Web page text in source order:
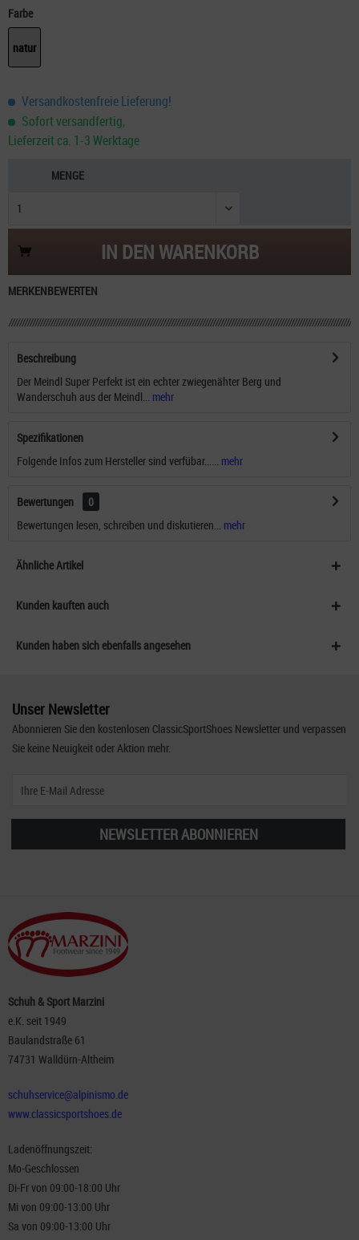
Farbe
natur
Versandkostenfreie Lieferung!
Sofort versandfertig,
Lieferzeit ca. 1-3 Werktage
MENGE
IN DENWARENKORB
MERKENBEWERTEN
Beschreibung
Der Meindl Super Perfekt ist ein echter zwiegenähter Berg und
Wanderschuh aus der Meindl...
mehr
Spezifikationen
Folgende Infos zum Hersteller sind verfübar...... mehr
Bewertungen
0
Bewertungen lesen, schreiben und diskutieren...
mehr
Ähnliche Artikel
Kunden kauften auch
Kunden haben sich ebenfalls angesehen
Unser Newsletter
Abonnieren Sie den kostenlosen ClassicSportShoes Newsletter und verpassen
Sie keine Neuigkeit oder Aktion mehr.
NEWSLETTER ABONNIEREN
Schuh & Sport Marzini
e.K. seit 1949
Baulandstraße 61
74731 Walldürn-Altheim
schuhservice@alpinismo.de
www.classicsportshoes.de
Ladenöffnungszeit:
Mo-Geschlossen
Di-Fr von 09:00-18:00 Uhr
Mi von 09:00-13:00 Uhr
Sa von 09:00-13:00 Uhr